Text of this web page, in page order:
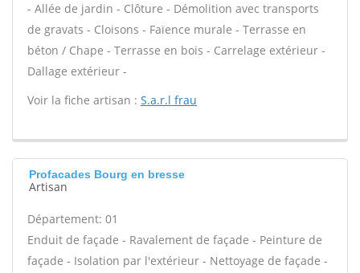
- Allée de jardin - Clôture - Démolition avec transports
de gravats - Cloisons - Faïence murale - Terrasse en
béton / Chape - Terrasse en bois - Carrelage extérieur -
Dallage extérieur -
Voir la fiche artisan : S.a.r.l frau
Profacades Bourg en bresse
Artisan
Département: 01
Enduit de façade - Ravalement de façade - Peinture de
façade - Isolation par l'extérieur - Nettoyage de façade -